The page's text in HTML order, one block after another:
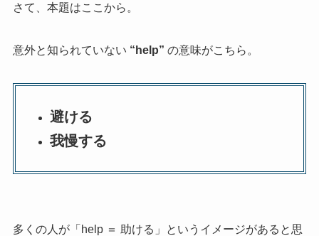
さて、本題はここから。
意外と知られていない “help” の意味がこちら。
避ける
我慢する
多くの人が「help ＝ 助ける」というイメージがあると思